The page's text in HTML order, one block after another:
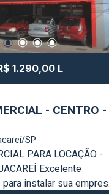
1.290,00 L
- CENTRO -
SP
PARA LOCAÇÃO -
Excelente
instalar sua